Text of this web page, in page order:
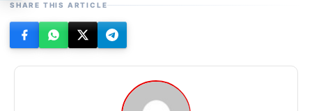
SHARE THIS ARTICLE